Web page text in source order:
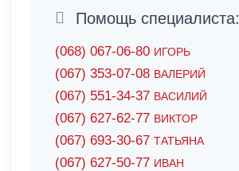
Помощь специалиста:
(068) 067-06-80 ИГОРЬ
(067) 353-07-08 ВАЛЕРИЙ
(067) 551-34-37 ВАСИЛИЙ
(067) 627-62-77 ВИКТОР
(067) 693-30-67 ТАТЬЯНА
(067) 627-50-77 ИВАН